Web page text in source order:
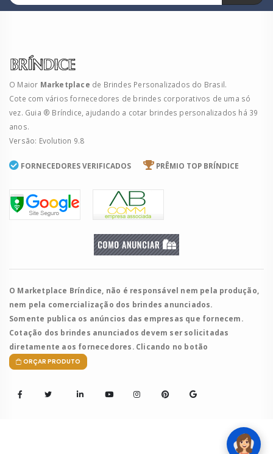
O Maior Marketplace de Brindes Personalizados do Brasil.
Cote com vários fornecedores de brindes corporativos de uma só
vez. Guia ® Bríndice, ajudando a cotar brindes personalizados há 39
anos.
Versão: Evolution 9.8
FORNECEDORES VERIFICADOS PRÊMIO TOP BRÍNDICE
O Marketplace Bríndice, não é responsável nem pela produção,
nem pela comercialização dos brindes anunciados.
Somente publica os anúncios das empresas que fornecem.
Cotação dos brindes anunciados devem ser solicitadas
diretamente aos fornecedores. Clicando no botão
ORÇAR PRODUTO